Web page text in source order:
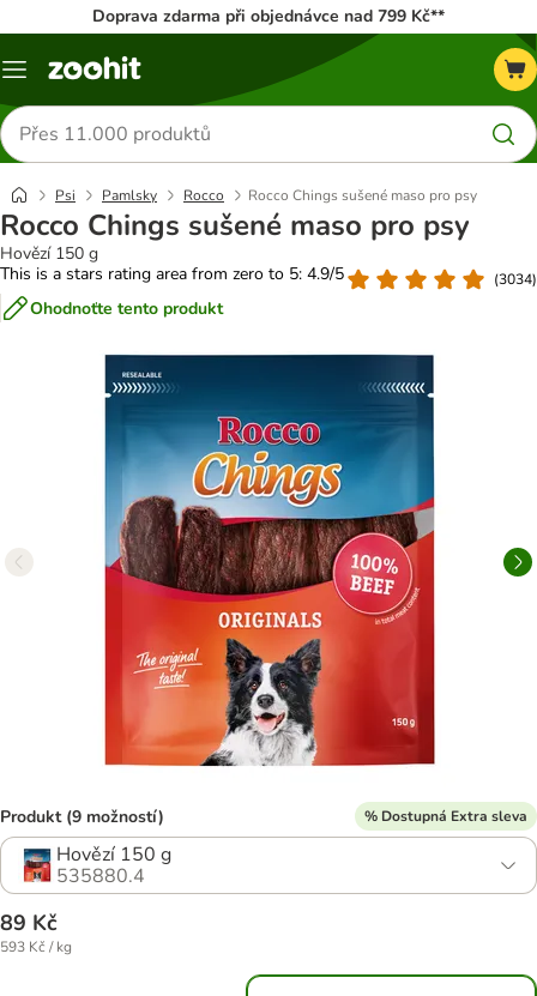
Doprava zdarma při objednávce nad 799 Kč**
Menu
Hledat
produkty
Psi Pamlsky Rocco Rocco Chings sušené maso pro psy
Rocco Chings sušené maso pro psy
Hovězí 150 g
This is a stars rating area from zero to 5: 4.9/5
(3034)
Ohodnoťte tento produkt
Produkt (9 možností) % Dostupná Extra sleva
Hovězí 150 g
535880.4
89 Kč
593 Kč / kg